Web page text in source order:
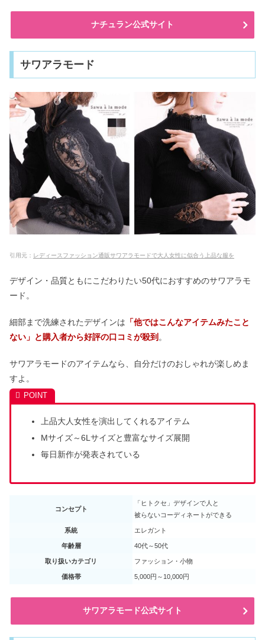
ナチュラン公式サイト
サワアラモード
引用元： レディースファッション通販サワアラモードで大人女性に似合う上品な服を
デザイン・品質ともにこだわりたい50代におすすめのサワアラモ
ード。
細部まで洗練されたデザインは 「他ではこんなアイテムみたこと
ない」と購入者から好評の口コミが殺到 。
サワアラモードのアイテムなら、自分だけのおしゃれが楽しめま
すよ。
上品大人女性を演出してくれるアイテム
Mサイズ～6Lサイズと豊富なサイズ展開
毎日新作が発表されている
コンセプト
「ヒトクセ」デザインで人と
被らないコーディネートができる
系統 エレガント
年齢層 40代～50代
取り扱いカテゴリ ファッション・小物
価格帯 5,000円～10,000円
サワアラモード公式サイト